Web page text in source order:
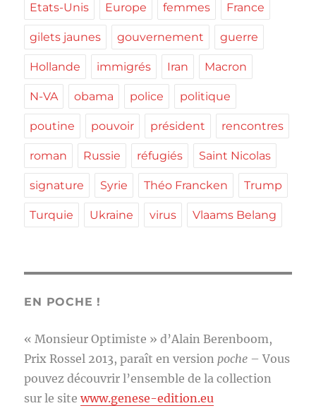
Etats-Unis Europe femmes France
gilets jaunes gouvernement guerre
Hollande immigrés Iran Macron
N-VA obama police politique
poutine pouvoir président rencontres
roman Russie réfugiés Saint Nicolas
signature Syrie Théo Francken Trump
Turquie Ukraine virus Vlaams Belang
EN POCHE !
« Monsieur Optimiste » d’Alain Berenboom,
Prix Rossel 2013, paraît en version poche – Vous
pouvez découvrir l’ensemble de la collection
sur le sitewww.genese-edition.eu